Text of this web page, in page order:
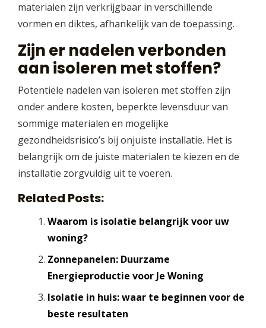
materialen zijn verkrijgbaar in verschillende
vormen en diktes, afhankelijk van de toepassing.
Zijn er nadelen verbonden
aan isoleren met stoffen?
Potentiële nadelen van isoleren met stoffen zijn
onder andere kosten, beperkte levensduur van
sommige materialen en mogelijke
gezondheidsrisico’s bij onjuiste installatie. Het is
belangrijk om de juiste materialen te kiezen en de
installatie zorgvuldig uit te voeren.
Related Posts:
Waarom is isolatie belangrijk voor uw
woning?
Zonnepanelen: Duurzame
Energieproductie voor Je Woning
Isolatie in huis: waar te beginnen voor de
beste resultaten